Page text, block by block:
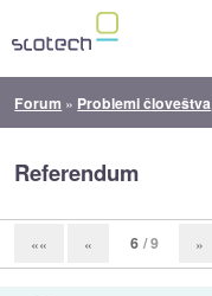
Forum » Problemi človeštva
Referendum
«« « 6 / 9 »